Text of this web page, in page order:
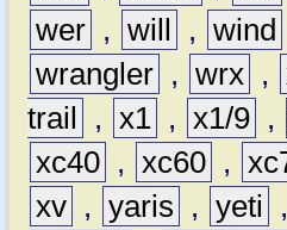
wer , will , wind
wrangler , wrx ,
trail
, x1 , x1/9 ,
xc40 , xc60 ,
xv , yaris , yeti ,